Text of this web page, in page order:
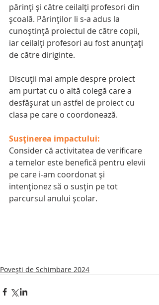
părinți și către ceilalți profesori din
școală. Părinților li s-a adus la
cunoștință proiectul de către copii,
iar ceilalți profesori au fost anunțați
de către diriginte.
Discuții mai ample despre proiect
am purtat cu o altă colegă care a
desfășurat un astfel de proiect cu
clasa pe care o coordonează.
Susținerea impactului:
Consider că activitatea de verificare
a temelor este benefică pentru elevii
pe care i-am coordonat și
intenționez să o susțin pe tot
parcursul anului școlar.
Povești de Schimbare 2024